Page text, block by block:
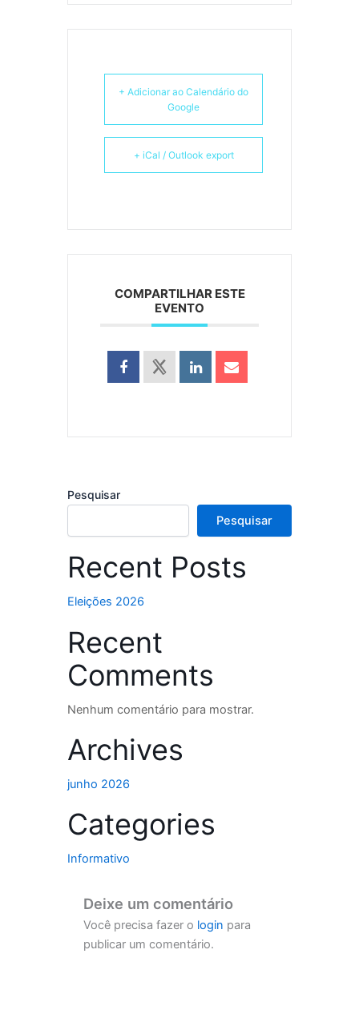
+ Adicionar ao Calendário do
Google
+ iCal / Outlook export
COMPARTILHAR ESTE
EVENTO
Pesquisar
Pesquisar
Recent Posts
Eleições 2026
Recent
Comments
Nenhum comentário para mostrar.
Archives
junho 2026
Categories
Informativo
Deixe um comentário
Você precisa fazer o login para
publicar um comentário.